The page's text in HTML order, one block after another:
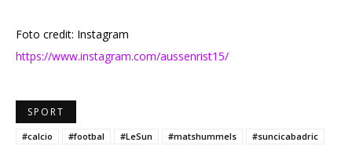
Foto credit: Instagram
https://www.instagram.com/aussenrist15/
SPORT
#calcio #footbal #LeSun #matshummels #suncicabadric